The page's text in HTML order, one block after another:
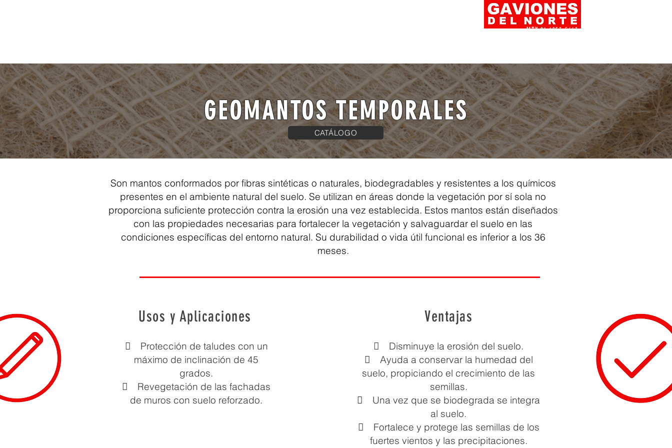
MTY81 1053 5663
GEOMANTOS TEMPORALES
CATÁLOGO
Son mantos conformados por fibras sintéticas o naturales, biodegradables y resistentes a los químicos
presentes en el ambiente natural del suelo. Se utilizan en áreas donde la vegetación por sí sola no
proporciona suficiente protección contra la erosión una vez establecida. Estos mantos están diseñados
con las propiedades necesarias para fortalecer la vegetación y salvaguardar el suelo en las
condiciones específicas del entorno natural. Su durabilidad o vida útil funcional es inferior a los 36
meses.
Usos y Aplicaciones
 Protección de taludes con un
máximo de inclinación de 45
grados.
 Revegetación de las fachadas
de muros con suelo reforzado.
Ventajas
 Disminuye la erosión del suelo.
 Ayuda a conservar la humedad del
suelo, propiciando el crecimiento de las
semillas.
 Una vez que se biodegrada se integra
al suelo.
 Fortalece y protege las semillas de los
fuertes vientos y las precipitaciones.